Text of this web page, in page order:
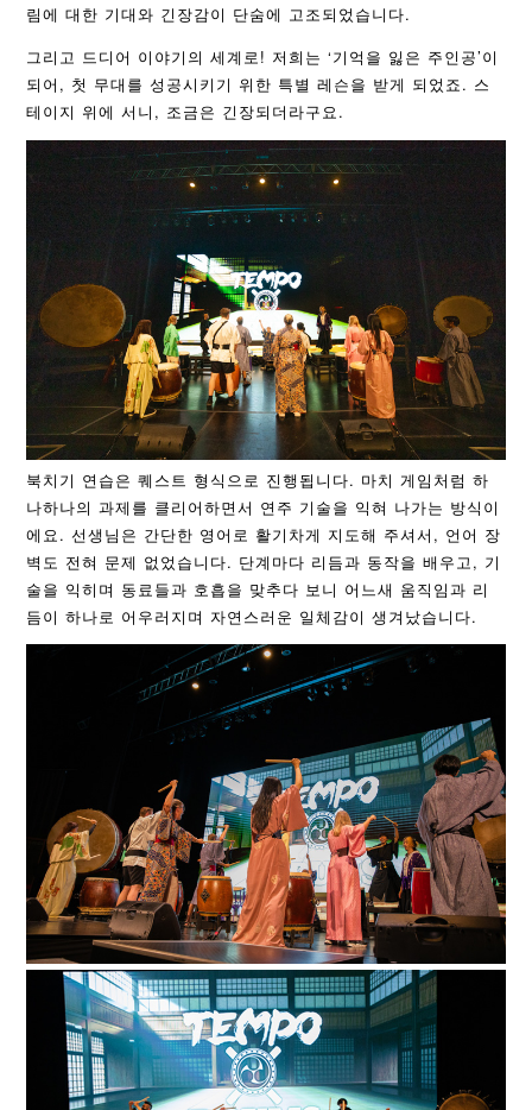
림에 대한 기대와 긴장감이 단숨에 고조되었습니다.
그리고 드디어 이야기의 세계로! 저희는 ‘기억을 잃은 주인공’이
되어, 첫 무대를 성공시키기 위한 특별 레슨을 받게 되었죠. 스
테이지 위에 서니, 조금은 긴장되더라구요.
북치기 연습은 퀘스트 형식으로 진행됩니다. 마치 게임처럼 하
나하나의 과제를 클리어하면서 연주 기술을 익혀 나가는 방식이
에요. 선생님은 간단한 영어로 활기차게 지도해 주셔서, 언어 장
벽도 전혀 문제 없었습니다. 단계마다 리듬과 동작을 배우고, 기
술을 익히며 동료들과 호흡을 맞추다 보니 어느새 움직임과 리
듬이 하나로 어우러지며 자연스러운 일체감이 생겨났습니다.